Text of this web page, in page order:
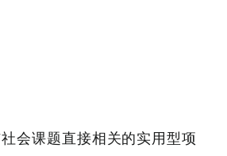
会课题直接相关的实用型项